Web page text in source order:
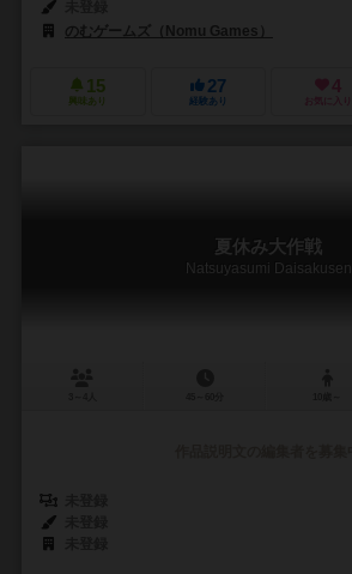
のむゲームズ（Nomu Games）
15
興味あり
27
経験あり
4
お気に入り
夏休み大作戦
Natsuyasumi Daisakusen